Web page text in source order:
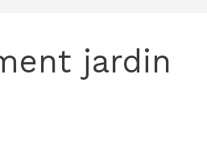
jardin